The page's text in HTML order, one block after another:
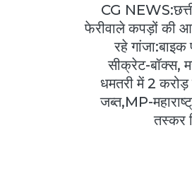
CG
फेरीवाले कपड़ों की
रहे गांजा:बाइक
सीक्रेट-बॉक्स,
धमतरी में 2 करोड़
जब्त,MP-
तस्कर